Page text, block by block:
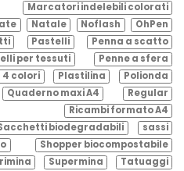
Marcatori indelebili colorati
Natale Noflash
OhPen
Pastelli
Penna a scatto
per tessuti
Penne a sfera
4 colori Plastilina
Polionda
Quaderno maxi A4
Regular
Ricambi formato A4
biodegradabili
sassi
Shopper biocompostabile
Supermina
Tatuaggi